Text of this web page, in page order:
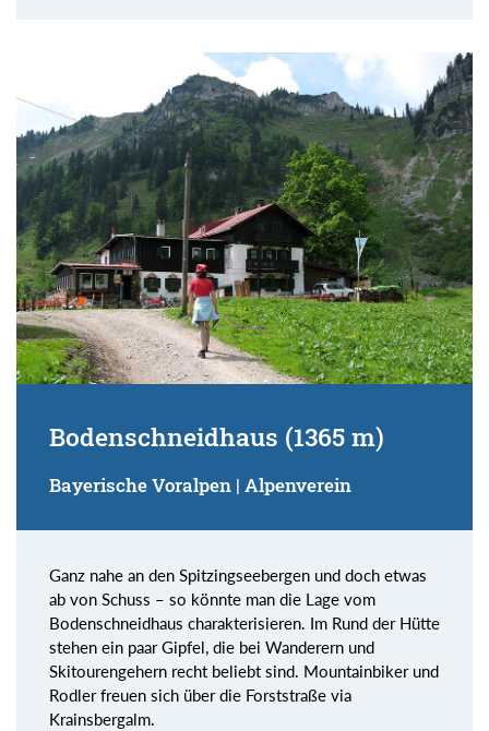
Bodenschneidhaus (1365 m)
Bayerische Voralpen | Alpenverein
Ganz nahe an den Spitzingseebergen und doch etwas
ab von Schuss – so könnte man die Lage vom
Bodenschneidhaus charakterisieren. Im Rund der Hütte
stehen ein paar Gipfel, die bei Wanderern und
Skitourengehern recht beliebt sind. Mountainbiker und
Rodler freuen sich über die Forststraße via
Krainsbergalm.